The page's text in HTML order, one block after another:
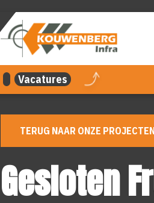
Vacatures
TERUG NAAR ONZE
Gesloten